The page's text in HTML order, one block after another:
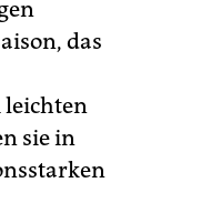
das
leichten
sie in